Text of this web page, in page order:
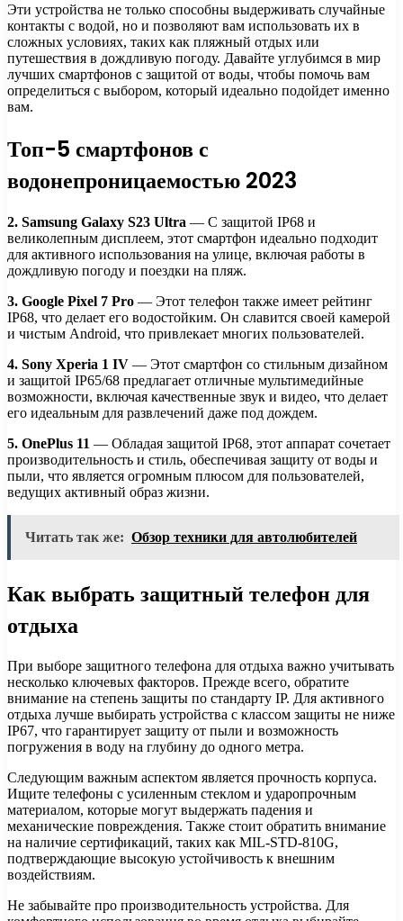
Эти устройства не только способны выдерживать случайные
контакты с водой, но и позволяют вам использовать их в
сложных условиях, таких как пляжный отдых или
путешествия в дождливую погоду. Давайте углубимся в мир
лучших смартфонов с защитой от воды, чтобы помочь вам
определиться с выбором, который идеально подойдет именно
вам.
Топ-5 смартфонов с
водонепроницаемостью 2023
2. Samsung Galaxy S23 Ultra — С защитой IP68 и
великолепным дисплеем, этот смартфон идеально подходит
для активного использования на улице, включая работы в
дождливую погоду и поездки на пляж.
3. Google Pixel 7 Pro — Этот телефон также имеет рейтинг
IP68, что делает его водостойким. Он славится своей камерой
и чистым Android, что привлекает многих пользователей.
4. Sony Xperia 1 IV — Этот смартфон со стильным дизайном
и защитой IP65/68 предлагает отличные мультимедийные
возможности, включая качественные звук и видео, что делает
его идеальным для развлечений даже под дождем.
5. OnePlus 11 — Обладая защитой IP68, этот аппарат сочетает
производительность и стиль, обеспечивая защиту от воды и
пыли, что является огромным плюсом для пользователей,
ведущих активный образ жизни.
Читать так же: Обзор техники для автолюбителей
Как выбрать защитный телефон для
отдыха
При выборе защитного телефона для отдыха важно учитывать
несколько ключевых факторов. Прежде всего, обратите
внимание на степень защиты по стандарту IP. Для активного
отдыха лучше выбирать устройства с классом защиты не ниже
IP67, что гарантирует защиту от пыли и возможность
погружения в воду на глубину до одного метра.
Следующим важным аспектом является прочность корпуса.
Ищите телефоны с усиленным стеклом и ударопрочным
материалом, которые могут выдержать падения и
механические повреждения. Также стоит обратить внимание
на наличие сертификаций, таких как MIL-STD-810G,
подтверждающие высокую устойчивость к внешним
воздействиям.
Не забывайте про производительность устройства. Для